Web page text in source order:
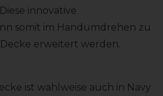
innovative
somit im Handumdrehen zu
erweitert werden.
ist wahlweise auch in Navy